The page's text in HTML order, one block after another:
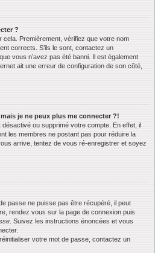
?
Premièrement, vérifiez que votre nom
corrects. S’ils le sont, contactez un
vous n’avez pas été banni. Il est également
ait une erreur de configuration de son côté,
je ne peux plus me connecter ?!
désactivé ou supprimé votre compte. En effet, il
les membres ne postant pas pour réduire la
arrive, tentez de vous ré-enregistrer et soyez
passe ne puisse pas être récupéré, il peut
rendez vous sur la page de connexion puis
. Suivez les instructions énoncées et vous
votre mot de passe, contactez un